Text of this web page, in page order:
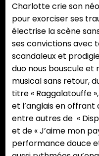
Charlotte crie son
pour exorciser ses
électrise la scène
ses convictions avec
scandaleux et
duo nous bouscule et
musical sans retour,
titre « Raggalatouffe
et l’anglais en
entre autres de «
et de « J’aime mon
performance douce